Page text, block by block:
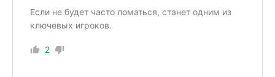
Если не будет часто ломаться, станет одним из
ключевых игроков.
2